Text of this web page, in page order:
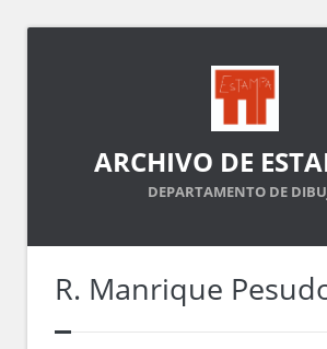
ARCHIVO DE
DEPARTAMENTO DE
R. Manrique